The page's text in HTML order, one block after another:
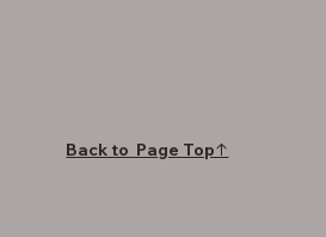
Back to Page Top↑